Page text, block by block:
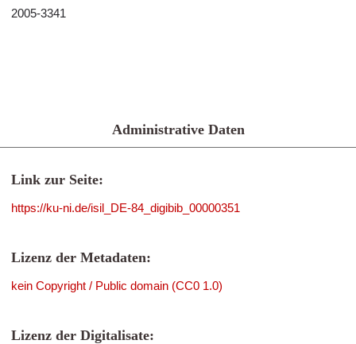
2005-3341
Administrative Daten
Link zur Seite:
https://ku-ni.de/isil_DE-84_digibib_00000351
Lizenz der Metadaten:
kein Copyright / Public domain (CC0 1.0)
Lizenz der Digitalisate: